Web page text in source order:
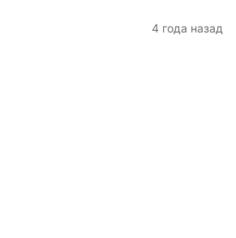
4 года назад